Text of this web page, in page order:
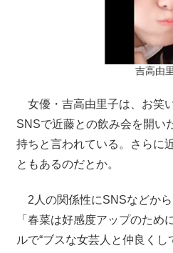
吉高由
女優・吉高由里子は、お笑
SNSで近藤との飲み会を開い
持ちと言われている。さらに
ともあるのだとか。
2人の関係性にSNSなどから
「春菜は好感度アップのた
ルで“ブスな女芸人と仲良く